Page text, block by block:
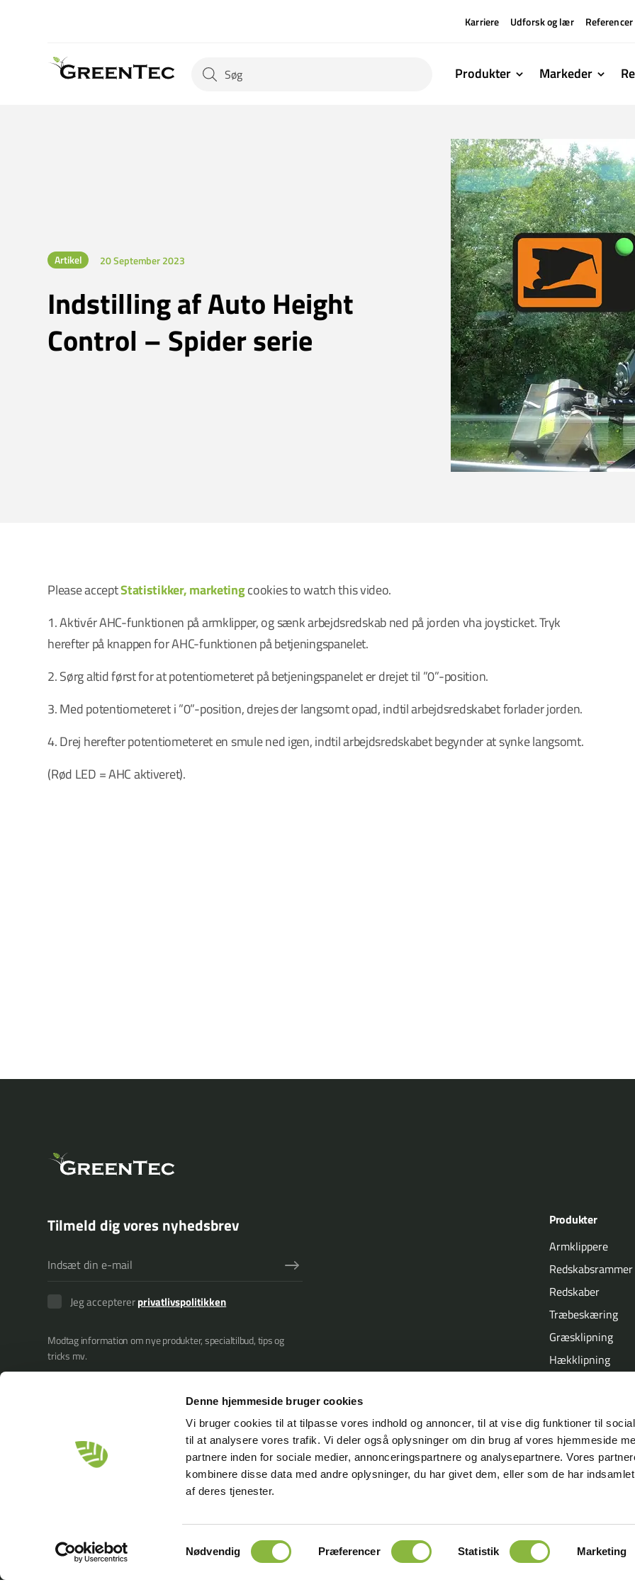
Denne hjemmeside bruger cookies
Vi bruger cookies til at tilpasse vores indhold og annoncer, til at vise dig funktioner til
til at analysere vores trafik. Vi deler også oplysninger om din brug af vores hjemmeside
partnere inden for sociale medier, annonceringspartnere og analysepartnere. Vores
kombinere disse data med andre oplysninger, du har givet dem, eller som de har
af deres tjenester.
Samtykkevalg
Nødvendig Præferencer Statistik Marketing
Karriere Udforsk og lær Referencer
Produkter Markeder
Artikel 20 September 2023
Indstilling af Auto Height
Control – Spider serie
Please acceptStatistikker, marketingcookies to watch this video.
1. Aktivér AHC-funktionen på armklipper, og sænk arbejdsredskab ned på jorden vha joysticket. Tryk
herefter på knappen for AHC-funktionen på betjeningspanelet.
2. Sørg altid først for at potentiometeret på betjeningspanelet er drejet til ”0”-position.
3. Med potentiometeret i ”0”-position, drejes der langsomt opad, indtil arbejdsredskabet forlader jorden.
4. Drej herefter potentiometeret en smule ned igen, indtil arbejdsredskabet begynder at synke langsomt.
(Rød LED = AHC aktiveret).
Tilmeld dig vores nyhedsbrev
Jeg acceptererprivatlivspolitikken
Modtag information om nye produkter, specialtilbud, tips og
tricks mv.
Produkter
Armklippere
Redskabsrammer
Redskaber
Træbeskæring
Græsklipning
Hækklipning